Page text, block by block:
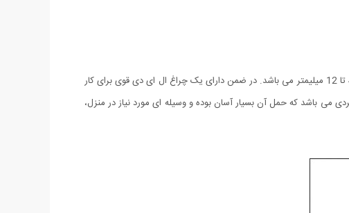
جعبه ابزار همه کاره، سبک و بسیار کاربردی می باشد و شامل انواع پیچ گوشتی دو سو و چهار سو، پیچ گوشتی ساعتی، آچار بکس از سایز 4 تا 12 میلیمتر می باشد. در ضمن دارای یک چراغ ال ای دی قوی برای کار
قلمی کار می کند. این جعبه بسیار سبک و کاربردی می باشد که حمل آن بسیار آسان بوده و وسیله ای مورد نیاز در منزل،